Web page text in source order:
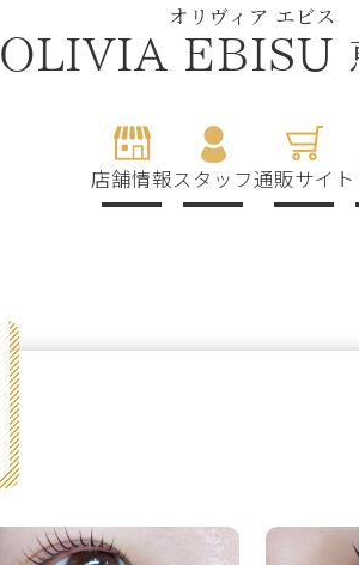
オリヴィア エビス
OLIVIA EBISU
店舗情報スタッフ通販サイト